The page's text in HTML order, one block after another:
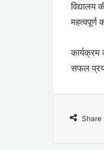
विद्यालय
महत्वपूर्ण
सफल
Share